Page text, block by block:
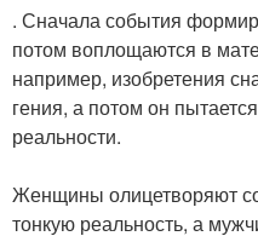
. Сначала события
потом воплощаются в
например, изобретения
гения, а потом он
реальности.
Женщины олицетворяют
тонкую реальность, а